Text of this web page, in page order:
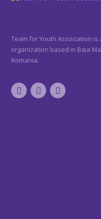
Team for Youth Association is
organization based in Baia
Romania.